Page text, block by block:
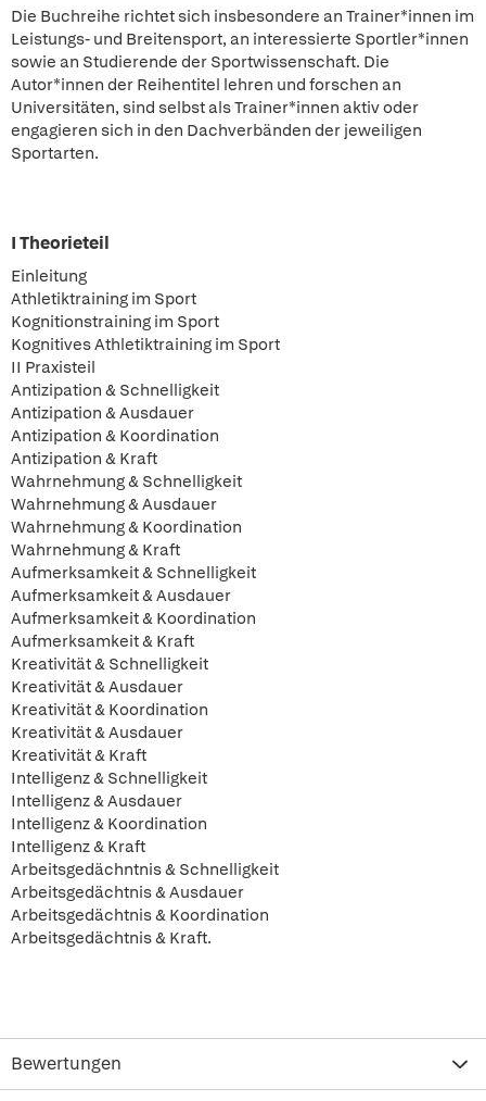
Die Buchreihe richtet sich insbesondere an Trainer*innen im
Leistungs- und Breitensport, an interessierte Sportler*innen
sowie an Studierende der Sportwissenschaft. Die
Autor*innen der Reihentitel lehren und forschen an
Universitäten, sind selbst als Trainer*innen aktiv oder
engagieren sich in den Dachverbänden der jeweiligen
Sportarten.
I Theorieteil
Einleitung
Athletiktraining im Sport
Kognitionstraining im Sport
Kognitives Athletiktraining im Sport
II Praxisteil
Antizipation & Schnelligkeit
Antizipation & Ausdauer
Antizipation & Koordination
Antizipation & Kraft
Wahrnehmung & Schnelligkeit
Wahrnehmung & Ausdauer
Wahrnehmung & Koordination
Wahrnehmung & Kraft
Aufmerksamkeit & Schnelligkeit
Aufmerksamkeit & Ausdauer
Aufmerksamkeit & Koordination
Aufmerksamkeit & Kraft
Kreativität & Schnelligkeit
Kreativität & Ausdauer
Kreativität & Koordination
Kreativität & Ausdauer
Kreativität & Kraft
Intelligenz & Schnelligkeit
Intelligenz & Ausdauer
Intelligenz & Koordination
Intelligenz & Kraft
Arbeitsgedächntnis & Schnelligkeit
Arbeitsgedächtnis & Ausdauer
Arbeitsgedächtnis & Koordination
Arbeitsgedächtnis & Kraft.
Bewertungen